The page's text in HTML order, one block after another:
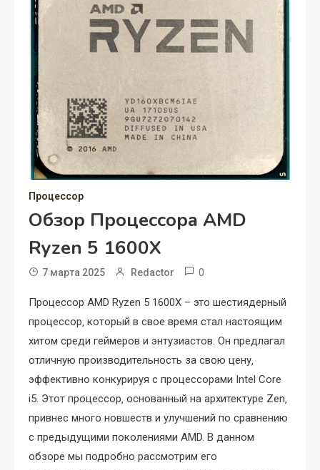
Процессор
Обзор Процессора AMD
Ryzen 5 1600X
7 марта 2025 Redactor 0
Процессор AMD Ryzen 5 1600X – это шестиядерный
процессор‚ который в свое время стал настоящим
хитом среди геймеров и энтузиастов. Он предлагал
отличную производительность за свою цену‚
эффективно конкурируя с процессорами Intel Core
i5. Этот процессор‚ основанный на архитектуре Zen‚
привнес много новшеств и улучшений по сравнению
с предыдущими поколениями AMD. В данном
обзоре мы подробно рассмотрим его